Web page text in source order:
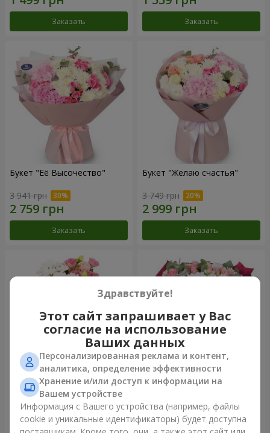
Заказать Заказать
Букет "Её Высочество"
3 941 грн
Заказать
Букет "Желаю счастья"
3 749 грн
Заказать
Букет "Юмоки"
1 175 грн
Букет "Очарование
нежности"
3 324 грн
Здравствуйте!
Этот сайт запрашивает у Вас
согласие на использование
Ваших данных
Персонализированная реклама и контент,
аналитика, определение эффективности
Хранение и/или доступ к информации на
Вашем устройстве
Информация с Вашего устройства (например, файлы
cookie и уникальные идентификаторы) будет доступна